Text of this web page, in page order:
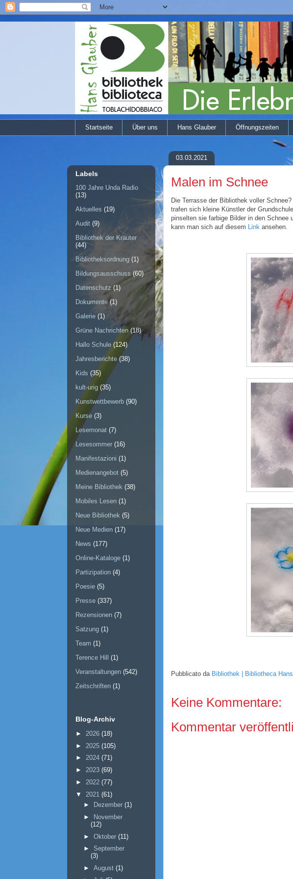
Startseite Über uns Hans Glauber Öffnungszeiten
03.03.2021
Malen im Schnee
Die Terrasse der Bibliothek voller
trafen sich kleine Künstler der
pinselten sie farbige Bilder in den Schnee
kann man sich auf diesem Link ansehen.
Pubblicato da Bibliothek | Bibliotheca
Keine Kommentare:
Kommentar
Labels
100 Jahre Unda Radio
(13)
Aktuelles (19)
Audit (9)
Bibliothek der Kräuter
(44)
Bibliotheksordnung (1)
Bildungsausschuss (60)
Datenschutz (1)
Dokumente (1)
Galerie (1)
Grüne Nachrichten (18)
Hallo Schule (124)
Jahresberichte (38)
Kids (35)
kult-urig (35)
Kunstwettbewerb (90)
Kurse (3)
Lesemonat (7)
Lesesommer (16)
Manifestazioni (1)
Medienangebot (5)
Meine Bibliothek (38)
Mobiles Lesen (1)
Neue Bibliothek (5)
Neue Medien (17)
News (177)
Online-Kataloge (1)
Partizipation (4)
Poesie (5)
Presse (337)
Rezensionen (7)
Satzung (1)
Team (1)
Terence Hill
(1)
Veranstaltungen (542)
Zeitschriften (1)
Blog-Archiv
► 2026 (18)
► 2025 (105)
► 2024 (71)
► 2023 (69)
► 2022 (77)
▼ 2021 (61)
►
Dezember (1)
►
November
(12)
► Oktober (11)
► September
(3)
► August (1)